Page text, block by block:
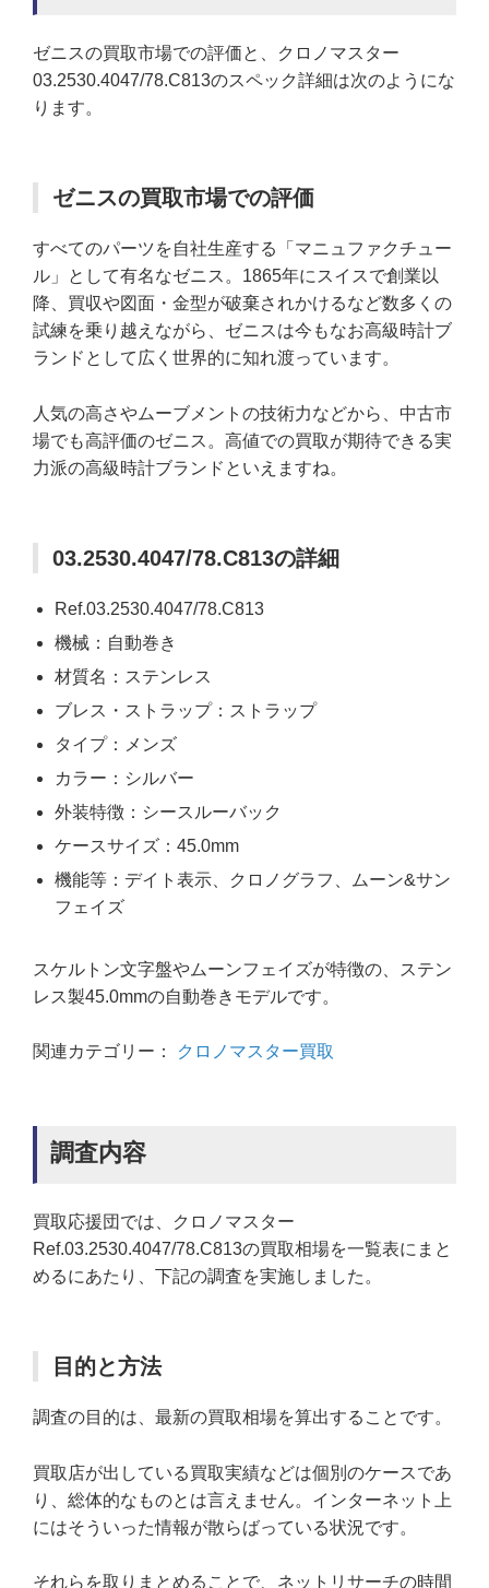
ゼニスの買取市場での評価と、クロノマスター
03.2530.4047/78.C813のスペック詳細は次のようにな
ります。
ゼニスの買取市場での評価
すべてのパーツを自社生産する「マニュファクチュー
ル」として有名なゼニス。1865年にスイスで創業以
降、買収や図面・金型が破棄されかけるなど数多くの
試練を乗り越えながら、ゼニスは今もなお高級時計ブ
ランドとして広く世界的に知れ渡っています。
人気の高さやムーブメントの技術力などから、中古市
場でも高評価のゼニス。高値での買取が期待できる実
力派の高級時計ブランドといえますね。
03.2530.4047/78.C813の詳細
Ref.03.2530.4047/78.C813
機械：自動巻き
材質名：ステンレス
ブレス・ストラップ：ストラップ
タイプ：メンズ
カラー：シルバー
外装特徴：シースルーバック
ケースサイズ：45.0mm
機能等：デイト表示、クロノグラフ、ムーン&サン
フェイズ
スケルトン文字盤やムーンフェイズが特徴の、ステン
レス製45.0mmの自動巻きモデルです。
関連カテゴリー： クロノマスター買取
調査内容
買取応援団では、クロノマスター
Ref.03.2530.4047/78.C813の買取相場を一覧表にまと
めるにあたり、下記の調査を実施しました。
目的と方法
調査の目的は、最新の買取相場を算出することです。
買取店が出している買取実績などは個別のケースであ
り、総体的なものとは言えません。インターネット上
にはそういった情報が散らばっている状況です。
それらを取りまとめることで、ネットリサーチの時間